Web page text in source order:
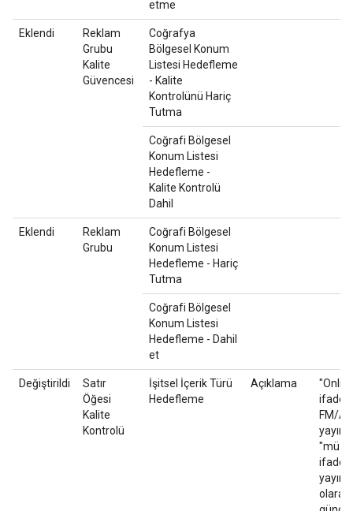
etme
Eklendi
Reklam
Grubu
Kalite
Güvencesi
Coğrafya
Bölgesel Konum
Listesi Hedefleme
- Kalite
Kontrolünü Hariç
Tutma
Coğrafi Bölgesel
Konum Listesi
Hedefleme -
Kalite Kontrolü
Dahil
Eklendi
Reklam
Grubu
Coğrafi Bölgesel
Konum Listesi
Hedefleme - Hariç
Tutma
Coğrafi Bölgesel
Konum Listesi
Hedefleme - Dahil
et
Değiştirildi
Satır
Öğesi
Kalite
Kontrolü
İşitsel İçerik Türü
Hedefleme
Açıklama
ifadesi
FM/
yayını",
"müzik
yayın
olarak